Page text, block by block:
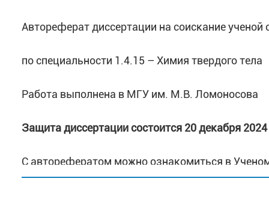
Автореферат диссертации на соискание ученой
по специальности 1.4.15 – Химия твердого тела
Работа выполнена в МГУ им. М.В. Ломоносова
Защита диссертации состоится 20 декабря 2024
С авторефератом можно ознакомиться в